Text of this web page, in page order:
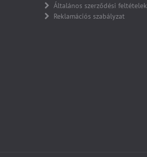
Általános szerződési feltételek
Reklamációs szabályzat